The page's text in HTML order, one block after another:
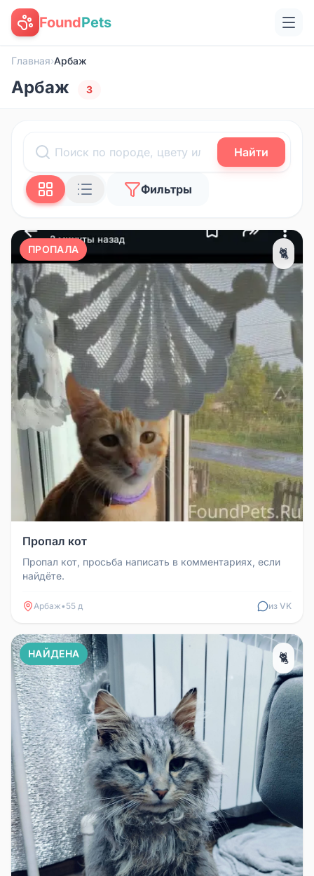
FoundPets
Главная›Арбаж
Арбаж 3
Найти
Фильтры
ПРОПАЛА 🐈
Пропал кот
Пропал кот, просьба написать в комментариях, если
найдёте.
Арбаж• 55 д из VK
НАЙДЕНА 🐈